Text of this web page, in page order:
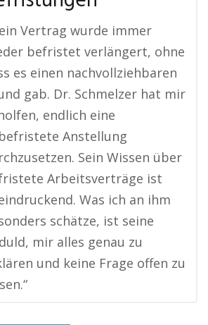
Vertrag wurde immer
befristet verlängert, ohne
es einen nachvollziehbaren
gab. Dr. Schmelzer hat mir
endlich eine
Anstellung
Sein Wissen über
Arbeitsverträge ist
Was ich an ihm
schätze, ist seine
mir alles genau zu
und keine Frage offen zu